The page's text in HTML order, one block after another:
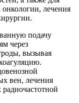
лечения
подачу
через
вызывая
вен, лечения